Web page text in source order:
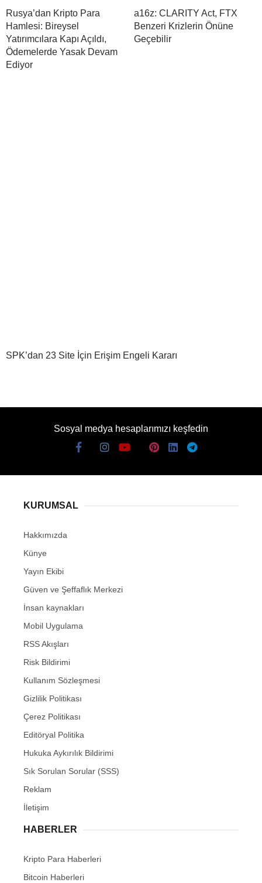
Rusya’dan Kripto Para
Hamlesi: Bireysel
Yatırımcılara Kapı Açıldı,
Ödemelerde Yasak Devam
Ediyor
a16z: CLARITY Act, FTX
Benzeri Krizlerin Önüne
Geçebilir
SPK’dan 23 Site İçin Erişim Engeli Kararı
Sosyal medya hesaplarımızı keşfedin
KURUMSAL
Hakkımızda
Künye
Yayın Ekibi
Güven ve Şeffaflık Merkezi
İnsan kaynakları
Mobil Uygulama
RSS Akışları
Risk Bildirimi
Kullanım Sözleşmesi
Gizlilik Politikası
Çerez Politikası
Editöryal Politika
Hukuka Aykırılık Bildirimi
Sık Sorulan Sorular (SSS)
Reklam
İletişim
HABERLER
Kripto Para Haberleri
Bitcoin Haberleri